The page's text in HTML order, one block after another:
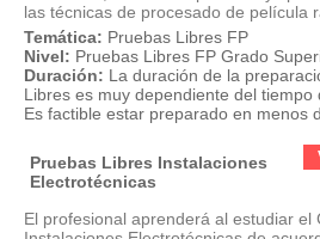
las técnicas de procesado de película
Temática: Pruebas Libres FP
Nivel: Pruebas Libres FP Grado
Duración: La duración de la
Libres es muy dependiente del tiempo
Es factible estar preparado en menos
Pruebas Libres Instalaciones
Electrotécnicas
El profesional aprenderá al estudiar el